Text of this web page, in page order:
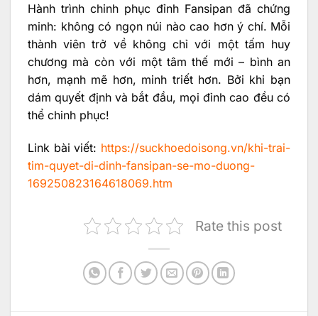
Hành trình chinh phục đỉnh Fansipan đã chứng
minh: không có ngọn núi nào cao hơn ý chí. Mỗi
thành viên trở về không chỉ với một tấm huy
chương mà còn với một tâm thế mới – bình an
hơn, mạnh mẽ hơn, minh triết hơn. Bởi khi bạn
dám quyết định và bắt đầu, mọi đỉnh cao đều có
thể chinh phục!
Link bài viết: https://suckhoedoisong.vn/khi-trai-
tim-quyet-di-dinh-fansipan-se-mo-duong-
169250823164618069.htm
Rate this post